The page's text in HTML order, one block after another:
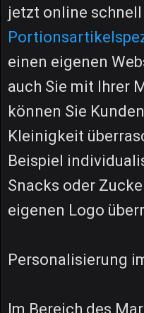
jetzt online
einen eigenen
auch Sie mit Ihrer
können Sie
Kleinigkeit
Beispiel
Snacks oder
eigenen Logo
Personalisierung
Im Bereich des